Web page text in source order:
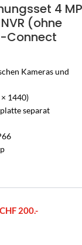
4 MP
(ohne
Connect
Kameras und
1440)
separat
200.-